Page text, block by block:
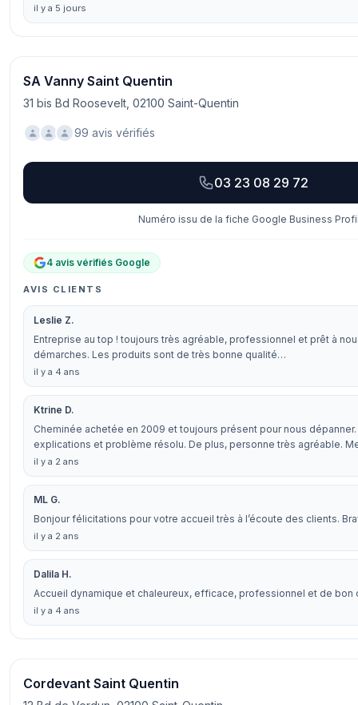
il y a 5 jours
SA Vanny Saint Quentin
31 bis Bd Roosevelt, 02100 Saint-Quentin
99 avis vérifiés
03 23 08 29 72
Numéro issu de la fiche Google Business
4 avis vérifiés Google
AVIS CLIENTS
Leslie Z.
Entreprise au top ! toujours très agréable, professionnel et prêt à
démarches. Les produits sont de très bonne qualité…
il y a 4 ans
Ktrine D.
Cheminée achetée en 2009 et toujours présent pour nous
explications et problème résolu. De plus, personne très agréable.
il y a 2 ans
ML G.
Bonjour félicitations pour votre accueil très à l’écoute des clients.
il y a 2 ans
Dalila H.
Accueil dynamique et chaleureux, efficace, professionnel et de bon
il y a 4 ans
Cordevant Saint Quentin